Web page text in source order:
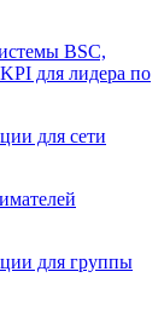
BSC,
для лидера по
для сети
для группы